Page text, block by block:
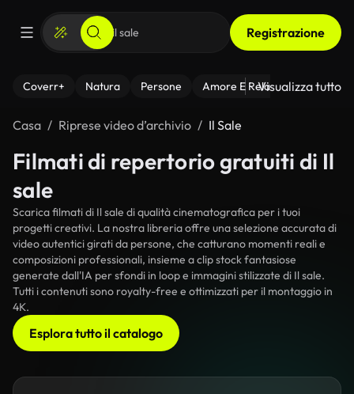
Registrazione
Coverr+ Natura Persone Amore E Relazioni Il
Visualizza tutto
Casa Riprese video d’archivio Il Sale
Filmati di repertorio gratuiti di Il
sale
Scarica filmati di Il sale di qualità cinematografica per i tuoi
progetti creativi. La nostra libreria offre una selezione accurata di
video autentici girati da persone, che catturano momenti reali e
composizioni professionali, insieme a clip stock fantasiose
generate dall'IA per sfondi in loop e immagini stilizzate di Il sale.
Tutti i contenuti sono royalty-free e ottimizzati per il montaggio in
4K.
Esplora tutto il catalogo